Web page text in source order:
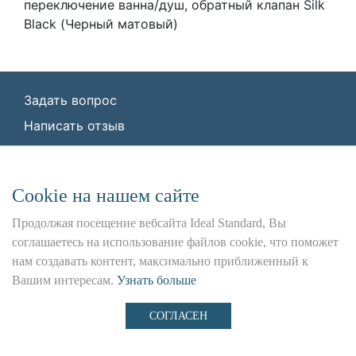
переключение ванна/душ, обратный клапан Silk
Black (Черный матовый)
Задать вопрос
Написать отзыв
7736342535, КПП: 772501001, ОГРН:
1227700443266,
Юр. адрес: 115162, г. Москва, Шаболовка ул.,
д. 31 Б
Использование данного сайта является предметом
Положения и Условия,Политика
иФайлы cookie
Сookie на нашем сайте
Продолжая посещение вебсайта Ideal Standard, Вы
соглашаетесь на использование файлов cookie, что поможет
нам создавать контент, максимально приближенный к
Вашим интересам. Узнать больше
СОГЛАСЕН